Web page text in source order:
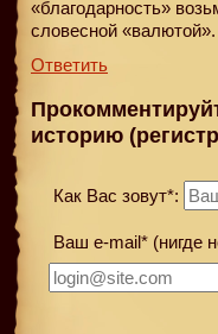
«благодарность»
словесной «валютой».
Ответить
историю
Как Вас зовут*:
Ваш e-mail* (нигде